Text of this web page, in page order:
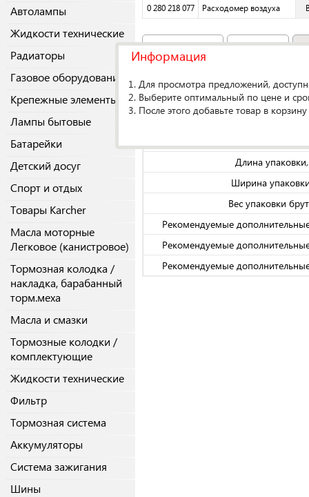
Автолампы
Жидкости технические
Радиаторы
Газовое оборудование
Крепежные элементы
Лампы бытовые
Батарейки
Детский досуг
Спорт и отдых
Товары Karcher
Масла моторные
Легковое (канистровое)
Тормозная колодка /
накладка, барабанный
торм.меха
Масла и смазки
Тормозные колодки /
комплектующие
Жидкости технические
Фильтр
Тормозная система
Аккумуляторы
Система зажигания
Шины
0 280 218 077
Расходомер воздуха
Аналоги(15)
О производителе
Длина
Ширина
Вес упаковки
Рекомендуемые
Рекомендуемые
Рекомендуемые
Информация
1. Для просмотра предложений,
2. Выберите оптимальный по цене и
3. После этого добавьте товар в